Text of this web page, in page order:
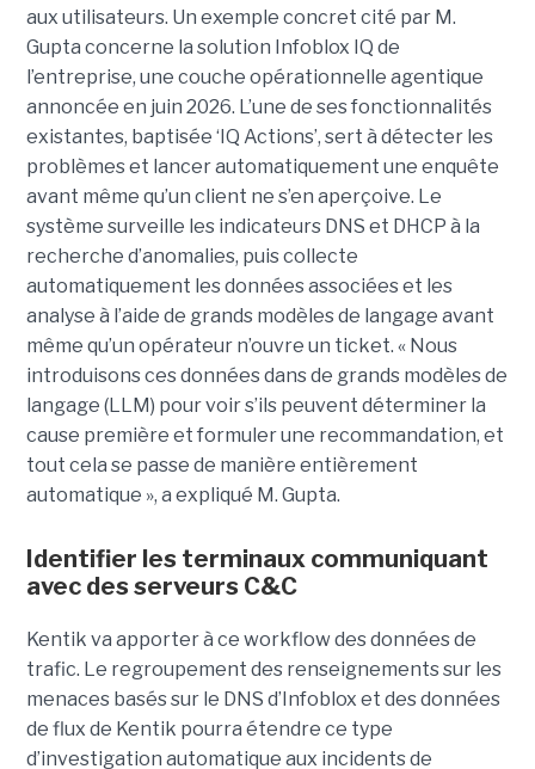
aux utilisateurs. Un exemple concret cité par M.
Gupta concerne la solution Infoblox IQ de
l’entreprise, une couche opérationnelle agentique
annoncée en juin 2026. L’une de ses fonctionnalités
existantes, baptisée ‘IQ Actions’, sert à détecter les
problèmes et lancer automatiquement une enquête
avant même qu’un client ne s’en aperçoive. Le
système surveille les indicateurs DNS et DHCP à la
recherche d’anomalies, puis collecte
automatiquement les données associées et les
analyse à l’aide de grands modèles de langage avant
même qu’un opérateur n’ouvre un ticket. « Nous
introduisons ces données dans de grands modèles de
langage (LLM) pour voir s’ils peuvent déterminer la
cause première et formuler une recommandation, et
tout cela se passe de manière entièrement
automatique », a expliqué M. Gupta.
Identifier les terminaux communiquant
avec des serveurs C&C
Kentik va apporter à ce workflow des données de
trafic. Le regroupement des renseignements sur les
menaces basés sur le DNS d’Infoblox et des données
de flux de Kentik pourra étendre ce type
d’investigation automatique aux incidents de